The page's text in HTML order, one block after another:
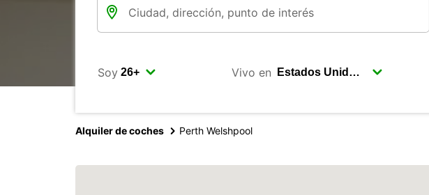
Soy Vivo en
Alquiler de coches Perth Welshpool